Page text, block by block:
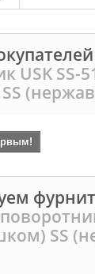
USK SS-
SS